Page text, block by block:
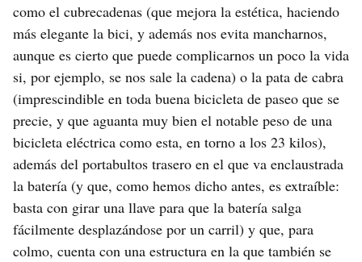
como el cubrecadenas (que mejora la estética, haciendo
más elegante la bici, y además nos evita mancharnos,
aunque es cierto que puede complicarnos un poco la vida
si, por ejemplo, se nos sale la cadena) o la pata de cabra
(imprescindible en toda buena bicicleta de paseo que se
precie, y que aguanta muy bien el notable peso de una
bicicleta eléctrica como esta, en torno a los 23 kilos),
además del portabultos trasero en el que va enclaustrada
la batería (y que, como hemos dicho antes, es extraíble:
basta con girar una llave para que la batería salga
fácilmente desplazándose por un carril) y que, para
colmo, cuenta con una estructura en la que también se